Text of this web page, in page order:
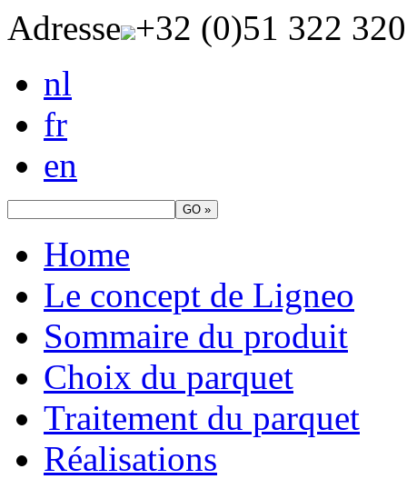
Adresse +32 (0)51 322 320
nl
fr
en
Home
Le concept de Ligneo
Sommaire du produit
Choix du parquet
Traitement du parquet
Réalisations